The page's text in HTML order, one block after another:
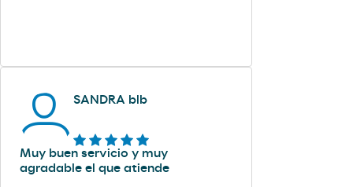
SANDRA blb
Muy buen servicio y muy
agradable el que atiende